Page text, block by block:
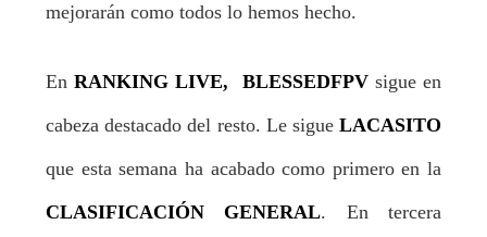
mejorarán como todos lo hemos hecho.
EnRANKING LIVE, BLESSEDFPVsigue en
cabeza destacado del resto. Le sigue LACASITO
que esta semana ha acabado como primero en la
CLASIFICACIÓN GENERAL. En tercera